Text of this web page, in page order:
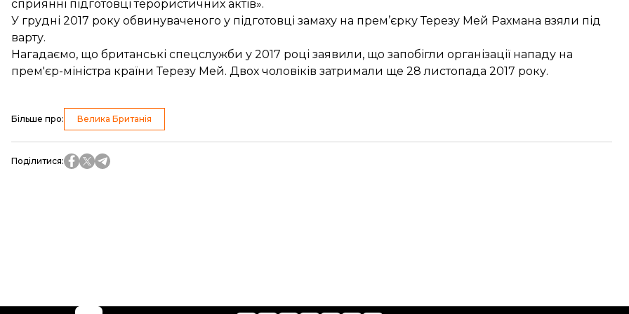
сприянні підготовці терористичних актів».
У грудні 2017 року обвинуваченого у підготовці замаху на прем’єрку Терезу Мей Рахмана взяли під
варту.
Нагадаємо, що британські спецслужби у 2017 році заявили, що запобігли організації нападу на
прем'єр-міністра країни Терезу Мей. Двох чоловіків затримали ще 28 листопада 2017 року.
Більше про: Велика Британія
Поділитися: